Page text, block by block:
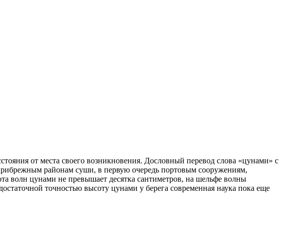
от места своего возникновения. Дословный перевод слова «цунами» с
районам суши, в первую очередь портовым сооружениям,
волн цунами не превышает десятка сантиметров, на шельфе волны
точностью высоту цунами у берега современная наука пока еще